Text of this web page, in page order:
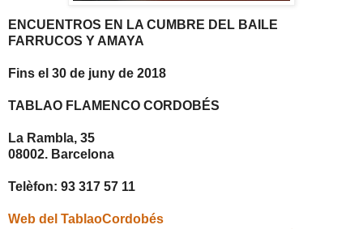
ENCUENTROS EN LA CUMBRE DEL BAILE
FARRUCOS Y AMAYA
Fins el 30 de juny de 2018
TABLAO FLAMENCO CORDOBÉS
La Rambla, 35
08002. Barcelona
Telèfon: 93 317 57 11
Web del TablaoCordobés